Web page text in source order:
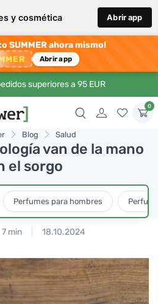
y cosmética Abrir app
SUMMER ahora mismo!
Abrir app
superiores a 95 EUR
0
Blog Salud
van de la mano
el sorgo
Perfumes para hombres
7 min 18.10.2024